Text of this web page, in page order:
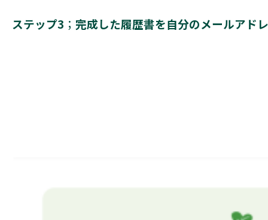
ステップ3 ； 完成した履歴書を自分のメールアド